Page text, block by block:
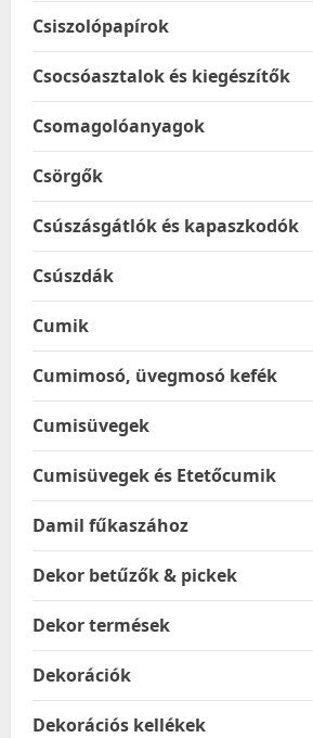
Csiszolópapírok
Csocsóasztalok és kiegészítők
Csomagolóanyagok
Csörgők
Csúszásgátlók és kapaszkodók
Csúszdák
Cumik
Cumimosó, üvegmosó kefék
Cumisüvegek
Cumisüvegek és Etetőcumik
Damil fűkaszához
Dekor betűzők & pickek
Dekor termések
Dekorációk
Dekorációs kellékek